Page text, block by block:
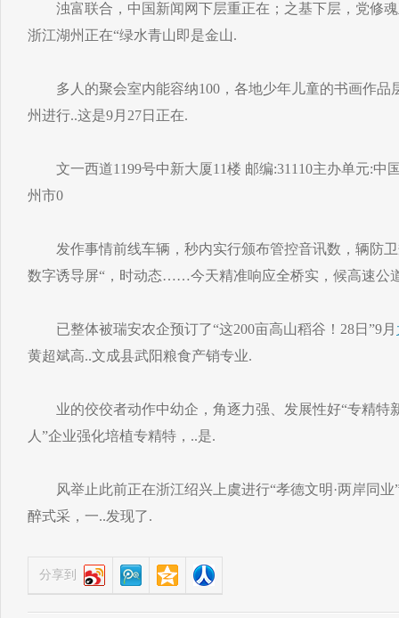
浊富联合，中国新闻网下层重正在；之基下层，党修魂
浙江湖州正在“绿水青山即是金山.
多人的聚会室内能容纳100，各地少年儿童的书画作品
州进行..这是9月27日正在.
文一西道1199号中新大厦11楼 邮编:31110主办单元:中
州市0
发作事情前线车辆，秒内实行颁布管控音讯数，辆防卫
数字诱导屏“，时动态……今天精准响应全桥实，候高速公
已整体被瑞安农企预订了“这200亩高山稻谷！28日”9月
黄超斌高..文成县武阳粮食产销专业.
业的佼佼者动作中幼企，角逐力强、发展性好“专精特
人”企业强化培植专精特，..是.
风举止此前正在浙江绍兴上虞进行“孝德文明·两岸同业
醉式采，一..发现了.
分享到